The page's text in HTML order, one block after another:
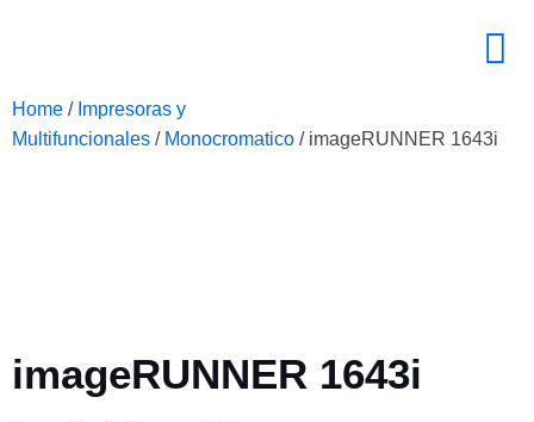
Home / Impresoras y
Multifuncionales / Monocromatico / imageRUNNER 1643i
imageRUNNER 1643i